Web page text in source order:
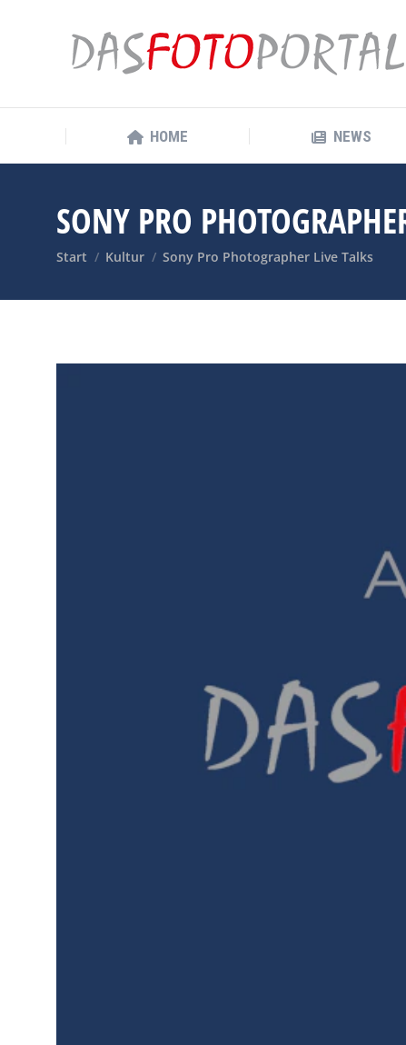
HOME NEWS
SONY PRO
Sie befinden sich hier:
Start Kultur Sony Pro Photographer Live Talks
HOME NEWS